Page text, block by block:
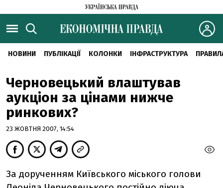
НОВИНИ ПУБЛІКАЦІЇ КОЛОНКИ ІНФРАСТРУКТУРА
Черновецький влаштував
аукціон за цінами нижче
ринкових?
23 ЖОВТНЯ 2007, 14:54
За дорученням Київського міського голови